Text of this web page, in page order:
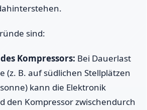
sind:
Kompressors: Bei Dauerlast
(z. B. auf südlichen Stellplätzen
kann die Elektronik
den Kompressor zwischendurch